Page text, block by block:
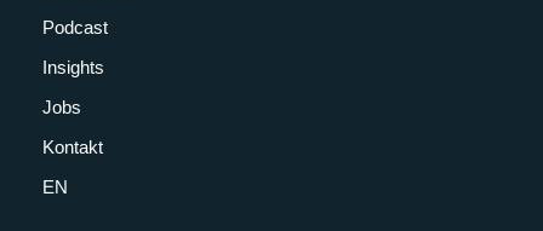
Podcast
Insights
Jobs
Kontakt
EN